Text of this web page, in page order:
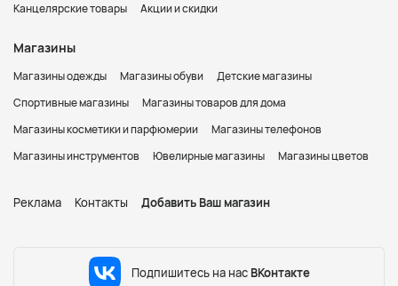
Канцелярские товары
Акции и скидки
Магазины
Магазины одежды Магазины обуви
Детские магазины
Спортивные магазины
Магазины товаров для дома
Магазины косметики и парфюмерии
Магазины телефонов
Магазины инструментов
Ювелирные магазины Магазины цветов
Реклама Контакты Добавить Ваш магазин
Подпишитесь на нас ВКонтакте